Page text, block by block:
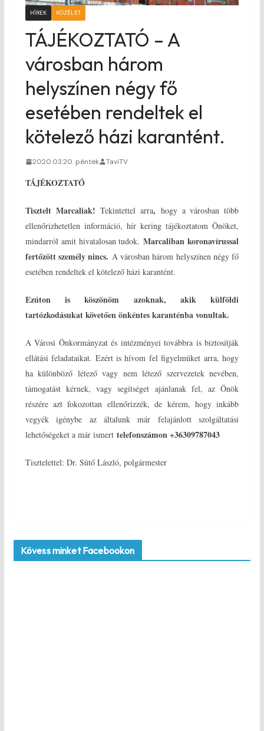
HÍREK KÖZÉLET
TÁJÉKOZTATÓ – A
városban három
helyszínen négy fő
esetében rendeltek el
kötelező házi karantént.
2020.03.20. péntek TaviTV
TÁJÉKOZTATÓ
Tisztelt Marcaliak!Tekintettel arra, hogy a városban több
ellenőrizhetetlen információ, hír kering tájékoztatom Önöket,
mindarról amit hivatalosan tudok.Marcaliban koronavírussal
fertőzött személy nincs. A városban három helyszínen négy fő
esetében rendeltek el kötelező házi karantént.
Ezúton is köszönöm azoknak, akik külföldi
tartózkodásukat követően önkéntes karanténba vonultak.
A Városi Önkormányzat és intézményei továbbra is biztosítják
ellátási feladataikat. Ezért is hívom fel figyelmüket arra, hogy
ha különböző létező vagy nem létező szervezetek nevében,
támogatást kérnek, vagy segítséget ajánlanak fel, az Önök
részére azt fokozottan ellenőrizzék, de kérem, hogy inkább
vegyék igénybe az általunk már felajánlott szolgáltatási
lehetőségeket a már ismert telefonszámon +36309787043
Tisztelettel: Dr. Sütő László, polgármester
Kövess minket Facebookon